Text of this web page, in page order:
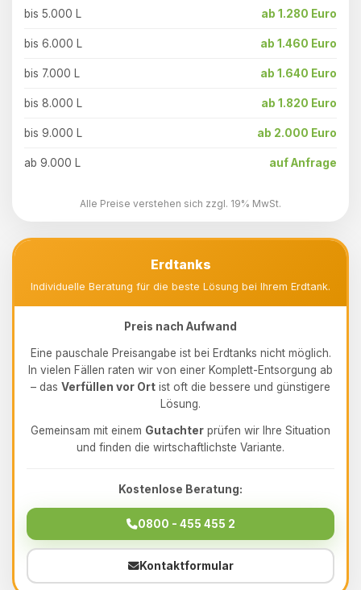
bis 5.000 L ab 1.280 Euro
bis 6.000 L ab 1.460 Euro
bis 7.000 L ab 1.640 Euro
bis 8.000 L ab 1.820 Euro
bis 9.000 L ab 2.000 Euro
ab 9.000 L auf Anfrage
Alle Preise verstehen sich zzgl. 19% MwSt.
Erdtanks
Individuelle Beratung für die beste Lösung bei Ihrem Erdtank.
Preis nach Aufwand
Eine pauschale Preisangabe ist bei Erdtanks nicht möglich.
In vielen Fällen raten wir von einer Komplett-Entsorgung ab
– das Verfüllen vor Ort ist oft die bessere und günstigere
Lösung.
Gemeinsam mit einem Gutachter prüfen wir Ihre Situation
und finden die wirtschaftlichste Variante.
Kostenlose Beratung:
0800 - 455 455 2
Kontaktformular